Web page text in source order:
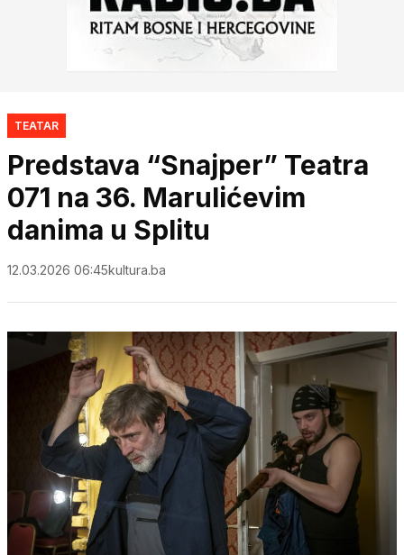
TEATAR
Predstava “Snajper” Teatra
071 na 36. Marulićevim
danima u Splitu
12.03.2026 06:45kultura.ba